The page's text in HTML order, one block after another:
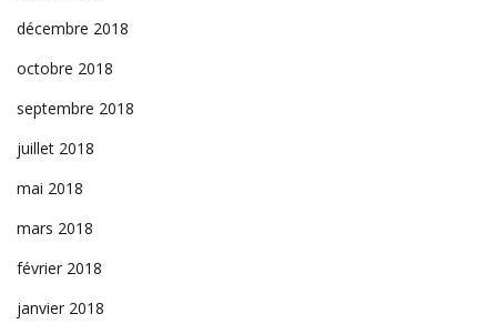
décembre 2018
octobre 2018
septembre 2018
juillet 2018
mai 2018
mars 2018
février 2018
janvier 2018